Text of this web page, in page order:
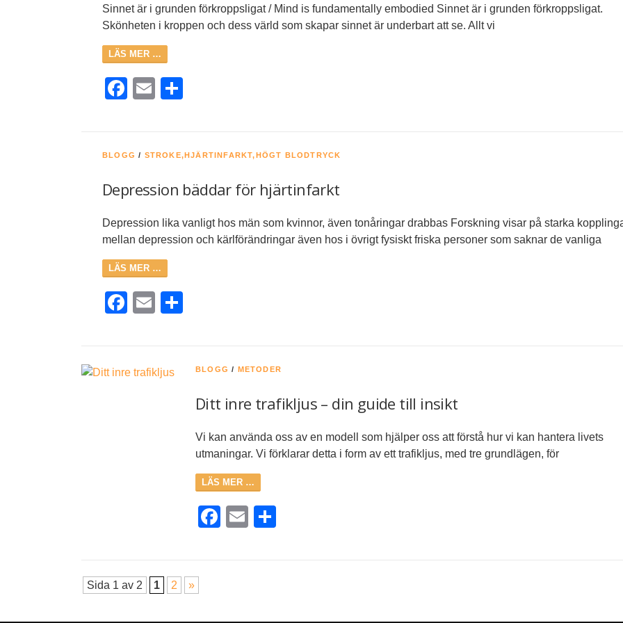
Sinnet är i grunden förkroppsligat / Mind is fundamentally embodied Sinnet är i grunden förkroppsligat.
Skönheten i kroppen och dess värld som skapar sinnet är underbart att se. Allt vi
LÄS MER …
Facebook
Email
BLOGG / STROKE,HJÄRTINFARKT,HÖGT BLODTRYCK
Depression bäddar för hjärtinfarkt
Depression lika vanligt hos män som kvinnor, även tonåringar drabbas Forskning visar på starka
mellan depression och kärlförändringar även hos i övrigt fysiskt friska personer som saknar de vanliga
LÄS MER …
Facebook
Email
BLOGG / METODER
Ditt inre trafikljus – din guide till insikt
Vi kan använda oss av en modell som hjälper oss att förstå hur vi kan hantera livets
utmaningar. Vi förklarar detta i form av ett trafikljus, med tre grundlägen, för
LÄS MER …
Facebook
Email
Sida 1 av 2 1 2 »